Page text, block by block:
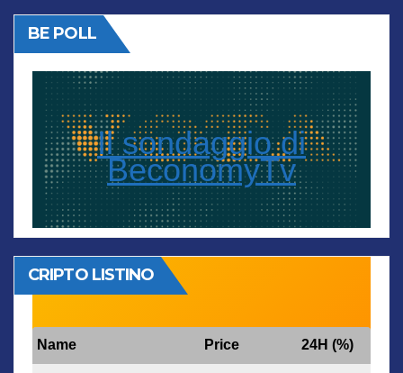
BE POLL
Il sondaggio di
BeconomyTv
CRIPTO LISTINO
Name Price 24H (%)